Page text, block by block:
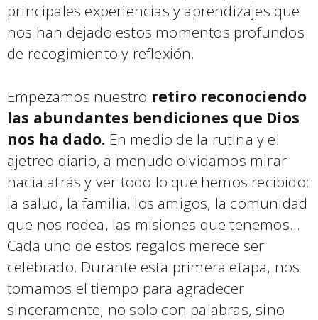
principales experiencias y aprendizajes que
nos han dejado estos momentos profundos
de recogimiento y reflexión.
Empezamos nuestro retiro reconociendo
las abundantes bendiciones que Dios
nos ha dado. En medio de la rutina y el
ajetreo diario, a menudo olvidamos mirar
hacia atrás y ver todo lo que hemos recibido:
la salud, la familia, los amigos, la comunidad
que nos rodea, las misiones que tenemos…
Cada uno de estos regalos merece ser
celebrado. Durante esta primera etapa, nos
tomamos el tiempo para agradecer
sinceramente, no solo con palabras, sino